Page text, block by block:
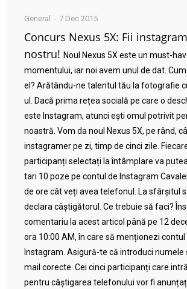
General 7 Dec 2015
Concurs Nexus 5X: Fii
nostru! Noul Nexus 5X este un must-
momentului, iar noi avem unul de dat.
el? Arătându-ne talentul tău la fotografie
ul. Dacă prima rețea socială pe care o
este Instagram, atunci ești omul potrivit
noastră. Vom da noul Nexus 5X, pe rând,
instagramer pe zi, timp de cinci zile.
participanți selectați la întâmplare va
tari 10 poze pe contul de Instagram
de ore cât veți avea telefonul. La sfârșitul
declara câștigătorul. Ce trebuie să faci?
comentariu la acest articol până pe 12
ora 10:00 AM, în care să menționezi contul
Instagram. Asigură-te că introduci numele
mail corecte. Cei cinci participanți care
pentru câștigarea telefonului vor fi